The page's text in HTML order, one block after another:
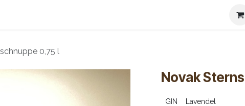
0,75 l
Novak
GIN Lavendel